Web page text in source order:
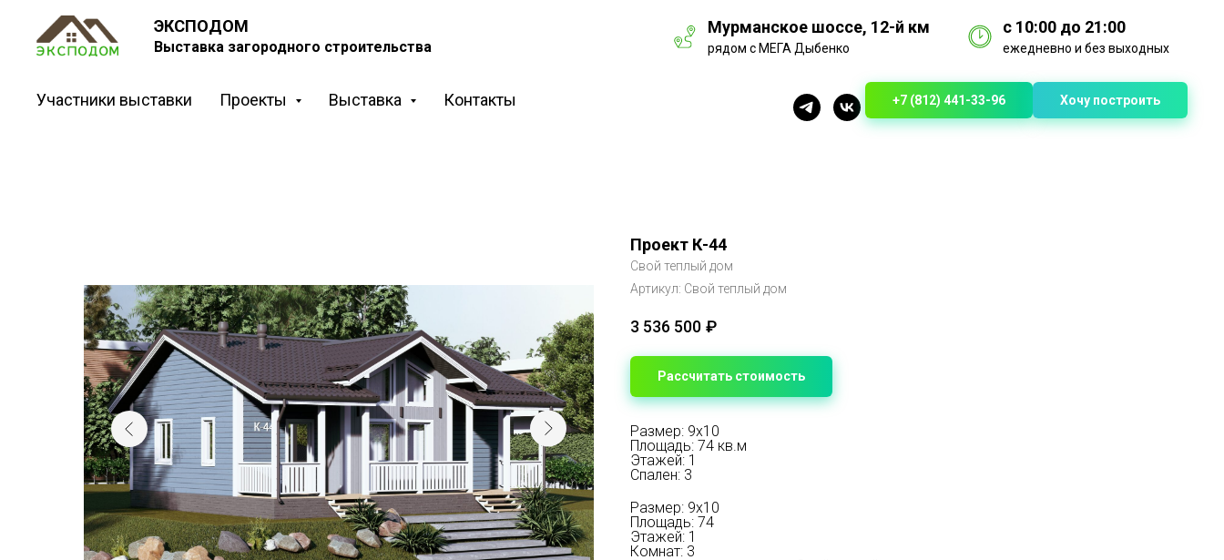
ЭКСПОДОМ
Выставка загородного строительства
Мурманское шоссе, 12-й км
рядом с МЕГА Дыбенко
с 10:00 до 21:00
ежедневно и без выходных
Участники выставки Проекты Выставка Контакты +7 (812) 441-33-96 Хочу построить
Проект К-44
Свой теплый дом
Артикул: Свой теплый дом
3 536 500 ₽
Рассчитать стоимость
Размер: 9х10
Площадь: 74 кв.м
Этажей: 1
Спален: 3
Размер: 9х10
Площадь: 74
Этажей: 1
Комнат: 3